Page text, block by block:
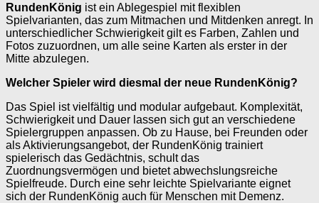
RundenKönig ist ein Ablegespiel mit flexiblen
Spielvarianten, das zum Mitmachen und Mitdenken anregt. In
unterschiedlicher Schwierigkeit gilt es Farben, Zahlen und
Fotos zuzuordnen, um alle seine Karten als erster in der
Mitte abzulegen.
Welcher Spieler wird diesmal der neue RundenKönig?
Das Spiel ist vielfältig und modular aufgebaut. Komplexität,
Schwierigkeit und Dauer lassen sich gut an verschiedene
Spielergruppen anpassen. Ob zu Hause, bei Freunden oder
als Aktivierungsangebot, der RundenKönig trainiert
spielerisch das Gedächtnis, schult das
Zuordnungsvermögen und bietet abwechslungsreiche
Spielfreude. Durch eine sehr leichte Spielvariante eignet
sich der RundenKönig auch für Menschen mit Demenz.